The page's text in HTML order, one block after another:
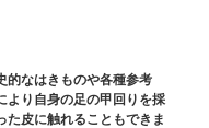
的なはきものや各種参考
より自身の足の甲回りを採
た皮に触れることもできま